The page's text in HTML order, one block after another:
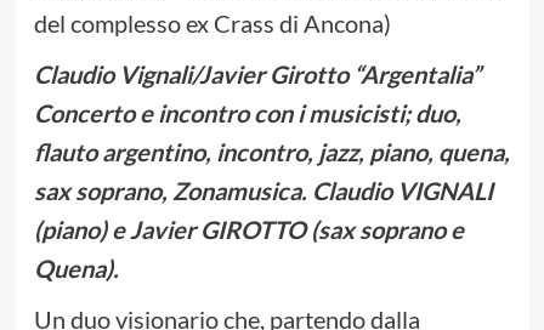
del complesso ex Crass di Ancona)
Claudio Vignali/Javier Girotto “Argentalia”
Concerto e incontro con i musicisti; duo,
flauto argentino, incontro, jazz, piano, quena,
sax soprano, Zonamusica. Claudio VIGNALI
(piano) e Javier GIROTTO (sax soprano e
Quena).
Un duo visionario che, partendo dalla